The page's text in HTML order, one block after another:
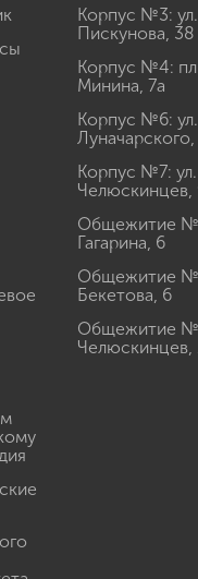
Корпус №3: ул.
Пискунова, 38
Корпус №4:
Минина, 7а
Корпус №6: ул.
Корпус №7: ул.
Челюскинцев,
Общежитие №
Гагарина, 6
Общежитие №
Бекетова, 6
Общежитие №
Челюскинцев,